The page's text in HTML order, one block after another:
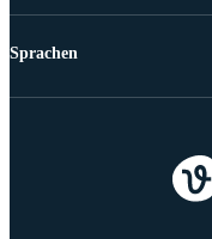
Sprachen